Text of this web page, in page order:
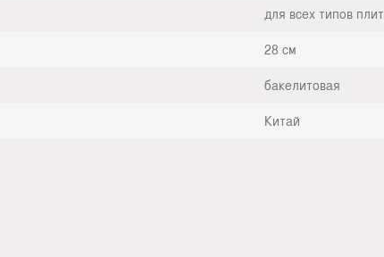
для всех типов плит
28 см
бакелитовая
Китай